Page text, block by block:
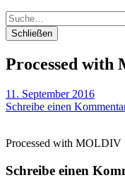
Suche
Schließen
Processed with
11. September 2016
Schreibe einen
Processed with MOLDIV
Schreibe einen